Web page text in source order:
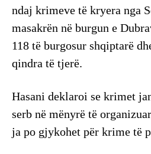
ndaj krimeve të kryera nga
masakrën në burgun e
118 të burgosur shqiptarë
qindra të tjerë.
Hasani deklaroi se krimet
serb në mënyrë të
ja po gjykohet për krime të